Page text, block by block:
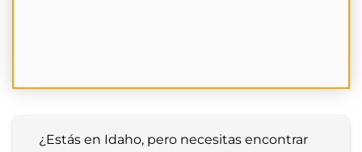
¿Estás en Idaho, pero necesitas encontrar